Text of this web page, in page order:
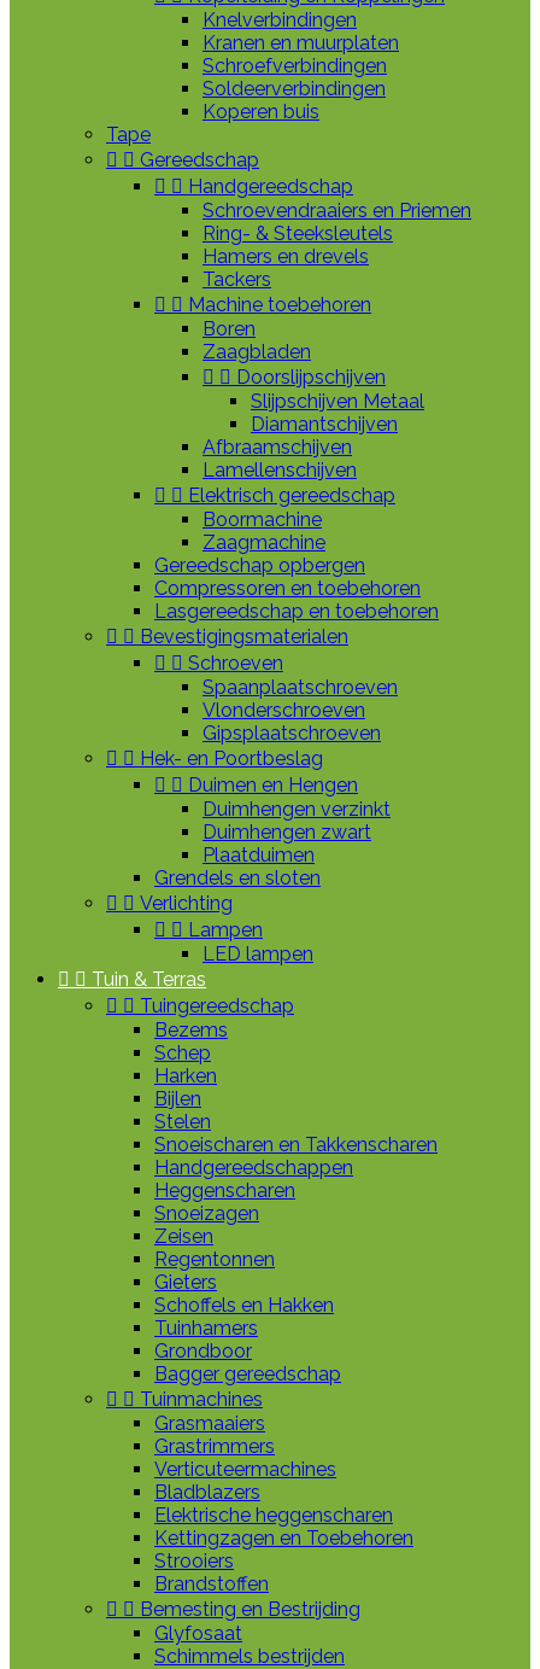
Knelverbindingen
Kranen en muurplaten
Schroefverbindingen
Soldeerverbindingen
Koperen buis
Tape
  Gereedschap
  Handgereedschap
Schroevendraaiers en Priemen
Ring- & Steeksleutels
Hamers en drevels
Tackers
  Machine toebehoren
Boren
Zaagbladen
  Doorslijpschijven
Slijpschijven Metaal
Diamantschijven
Afbraamschijven
Lamellenschijven
  Elektrisch gereedschap
Boormachine
Zaagmachine
Gereedschap opbergen
Compressoren en toebehoren
Lasgereedschap en toebehoren
  Bevestigingsmaterialen
  Schroeven
Spaanplaatschroeven
Vlonderschroeven
Gipsplaatschroeven
  Hek- en Poortbeslag
  Duimen en Hengen
Duimhengen verzinkt
Duimhengen zwart
Plaatduimen
Grendels en sloten
  Verlichting
  Lampen
LED lampen
  Tuin & Terras
  Tuingereedschap
Bezems
Schep
Harken
Bijlen
Stelen
Snoeischaren en Takkenscharen
Handgereedschappen
Heggenscharen
Snoeizagen
Zeisen
Regentonnen
Gieters
Schoffels en Hakken
Tuinhamers
Grondboor
Bagger gereedschap
  Tuinmachines
Grasmaaiers
Grastrimmers
Verticuteermachines
Bladblazers
Elektrische heggenscharen
Kettingzagen en Toebehoren
Strooiers
Brandstoffen
  Bemesting en Bestrijding
Glyfosaat
Schimmels bestrijden